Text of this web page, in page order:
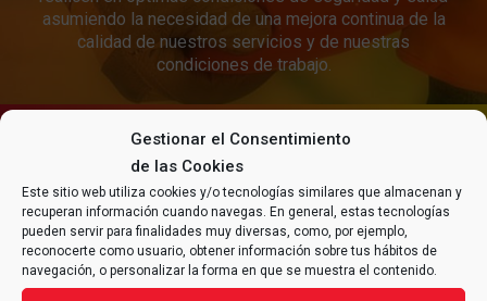
Gestionar el Consentimiento
de las Cookies
Este sitio web utiliza cookies y/o tecnologías similares que almacenan y
recuperan información cuando navegas. En general, estas tecnologías
pueden servir para finalidades muy diversas, como, por ejemplo,
reconocerte como usuario, obtener información sobre tus hábitos de
navegación, o personalizar la forma en que se muestra el contenido.
asumiendo la necesidad de una mejora continua de la
calidad de nuestros servicios y de nuestras
condiciones de trabajo.
CONTACTA CON
PARA CUALQUIER CONSULTA
RELACIONADA CON TU
PROYECTO.